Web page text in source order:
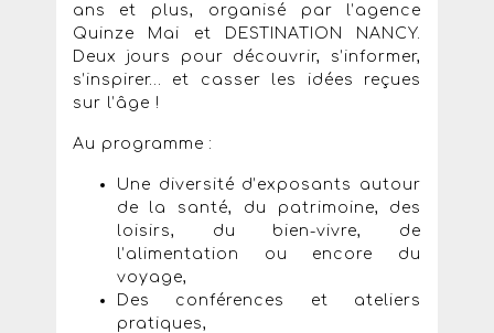
ans et plus, organisé par l’agence
Quinze Mai et DESTINATION NANCY.
Deux jours pour découvrir, s’informer,
s’inspirer… et casser les idées reçues
sur l’âge !
Au programme :
Une diversité d’exposants autour
de la santé, du patrimoine, des
loisirs, du bien-vivre, de
l’alimentation ou encore du
voyage,
Des conférences et ateliers
pratiques,